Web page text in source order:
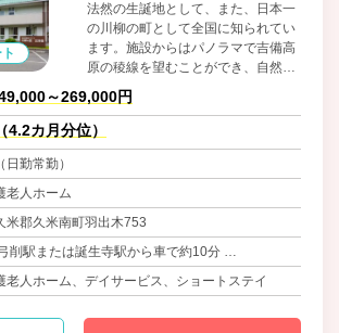
法然の生誕地として、また、日本一
の川柳の町として全国に知られてい
ます。施設からはパノラマで吉備高
原の稜線を望むことができ、自然豊
かな環境に恵まれています。自家用
車で岡山市中心部から60分、津山市
中心部から30分。やまなみ街道沿い
にある施設です。
～269,000円
4.2カ月分位）
勤常勤）
老人ホーム
米郡久米南町羽出木753
削駅または誕生寺駅から車で約10分
勝間田駅から車で約20分
老人ホーム、デイサービス、ショートステイ